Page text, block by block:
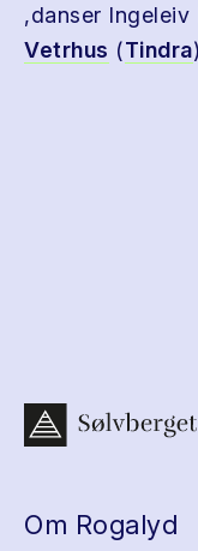
,danser
Vetrhus (Tindra)
Om Rogalyd